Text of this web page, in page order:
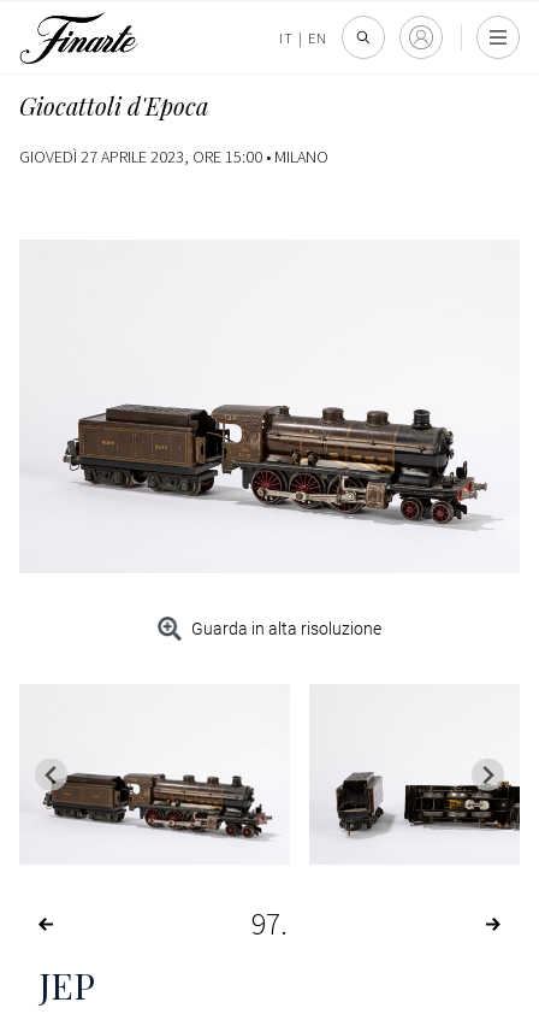
IT | EN
Giocattoli d'Epoca
GIOVEDÌ 27 APRILE 2023, ORE 15:00 • MILANO
Guarda in alta risoluzione
97
JEP